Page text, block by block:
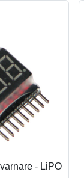
- LiPO